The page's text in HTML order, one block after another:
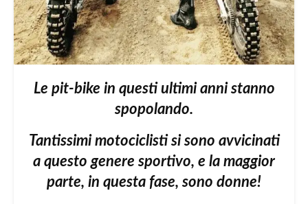
Le pit-bike in questi ultimi anni stanno
spopolando.
Tantissimi motociclisti si sono avvicinati
a questo genere sportivo, e la maggior
parte, in questa fase, sono donne!